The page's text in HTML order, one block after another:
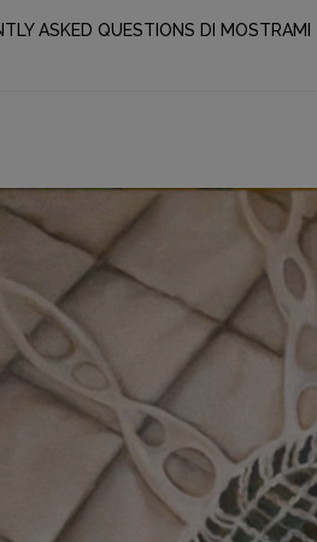
ASKED QUESTIONS DI MOSTRAMI